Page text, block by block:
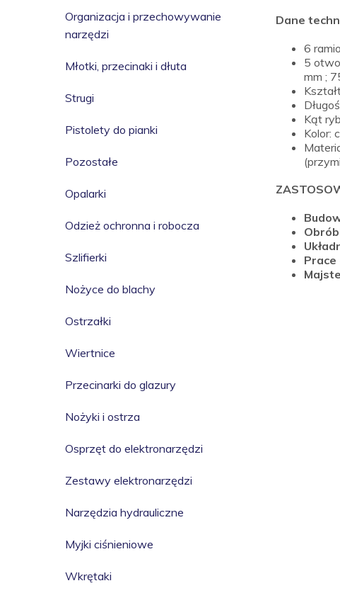
Organizacja i przechowywanie
narzędzi
Młotki, przecinaki i dłuta
Strugi
Pistolety do pianki
Pozostałe
Opalarki
Odzież ochronna i robocza
Szlifierki
Nożyce do blachy
Ostrzałki
Wiertnice
Przecinarki do glazury
Nożyki i ostrza
Osprzęt do elektronarzędzi
Zestawy elektronarzędzi
Narzędzia hydrauliczne
Myjki ciśnieniowe
Wkrętaki
Dane
6
5
mm ;
Kąt
Kolor:
Prace